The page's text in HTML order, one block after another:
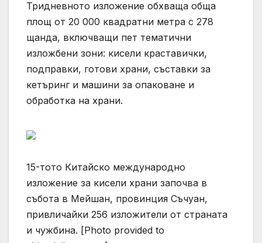
Тридневното изложение обхваща обща
площ от 20 000 квадратни метра с 278
щанда, включващи пет тематични
изложбени зони: кисели краставички,
подправки, готови храни, съставки за
кетъринг и машини за опаковане и
обработка на храни.
15-тото Китайско международно
изложение за кисели храни започва в
събота в Мейшан, провинция Съчуан,
привличайки 256 изложители от страната
и чужбина. [Photo provided to